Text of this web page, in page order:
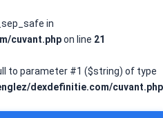
in
cuvant.phpon line 21
to parameter #1 ($string) of type
dexdefinitie.com/cuvant.php